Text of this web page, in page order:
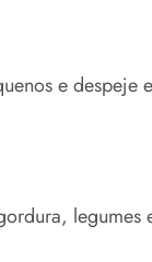
e
legumes